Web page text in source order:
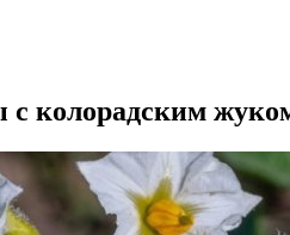
с колорадским